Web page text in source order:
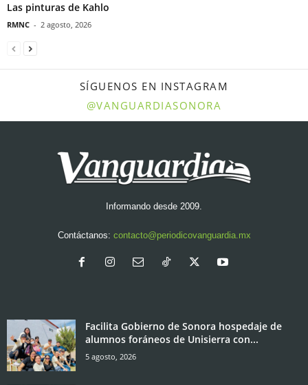
Las pinturas de Kahlo
RMNC - 2 agosto, 2026
SÍGUENOS EN INSTAGRAM
@VANGUARDIASONORA
Informando desde 2009.
Contáctanos: contacto@periodicovanguardia.mx
Facilita Gobierno de Sonora hospedaje de
alumnos foráneos de Unisierra con...
5 agosto, 2026